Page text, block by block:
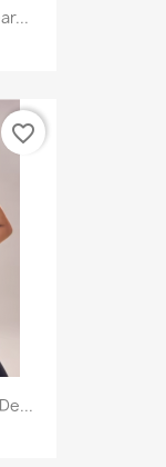
favorite_border